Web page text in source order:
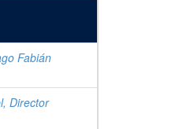
Fabián
Director